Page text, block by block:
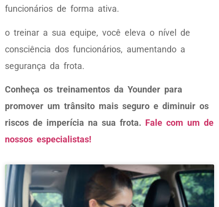
funcionários de forma ativa.
o treinar a sua equipe, você eleva o nível de
consciência dos funcionários, aumentando a
segurança da frota.
Conheça os treinamentos da Younder para
promover um trânsito mais seguro e diminuir os
riscos de imperícia na sua frota. Fale com um de
nossos especialistas!